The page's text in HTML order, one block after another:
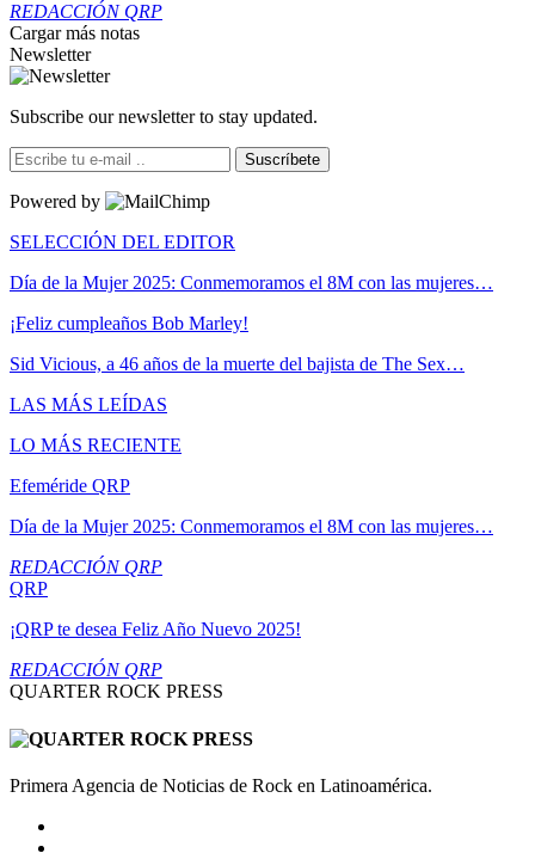
REDACCIÓN QRP
Cargar más notas
Newsletter
Subscribe our newsletter to stay updated.
Suscríbete
Powered by
SELECCIÓN DEL EDITOR
Día de la Mujer 2025: Conmemoramos el 8M con las mujeres…
¡Feliz cumpleaños Bob Marley!
Sid Vicious, a 46 años de la muerte del bajista de The Sex…
LAS MÁS LEÍDAS
LO MÁS RECIENTE
Efeméride QRP
Día de la Mujer 2025: Conmemoramos el 8M con las mujeres…
REDACCIÓN QRP
QRP
¡QRP te desea Feliz Año Nuevo 2025!
REDACCIÓN QRP
QUARTER ROCK PRESS
Primera Agencia de Noticias de Rock en Latinoamérica.